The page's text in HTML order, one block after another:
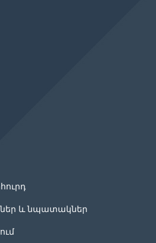
և նպատակներ